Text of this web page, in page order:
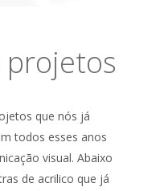
projetos
que nós já
todos esses anos
visual. Abaixo
de acrilico que já